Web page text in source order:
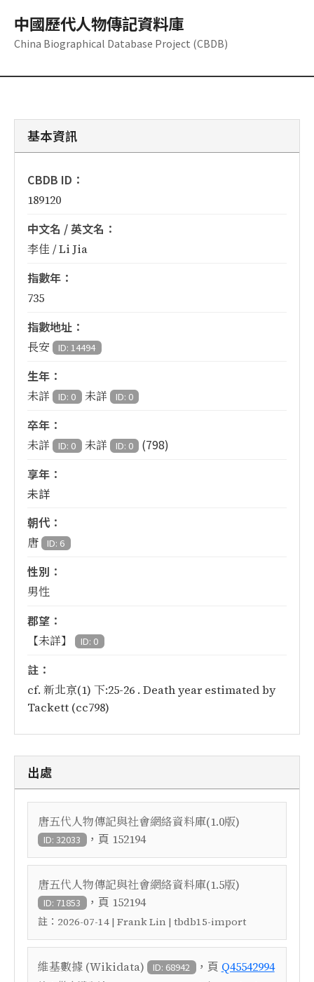
中國歷代人物傳記資料庫
China Biographical Database Project (CBDB)
基本資訊
CBDB ID：
189120
中文名 / 英文名：
李佳 / Li Jia
指數年：
735
指數地址：
長安 ID: 14494
生年：
未詳 ID: 0 未詳 ID: 0
卒年：
未詳 ID: 0 未詳 ID: 0
(798)
享年：
未詳
朝代：
唐 ID: 6
性別：
男性
郡望：
【未詳】 ID: 0
註：
cf. 新北京(1) 下:25-26 . Death year estimated by
Tackett (cc798)
出處
唐五代人物傳記與社會網絡資料庫(1.0版)
ID: 32033 ，頁 152194
唐五代人物傳記與社會網絡資料庫(1.5版)
ID: 71853 ，頁 152194
註： 2026-07-14 | Frank Lin | tbdb15-import
維基數據 (Wikidata) ID: 68942 ，頁 Q45542994